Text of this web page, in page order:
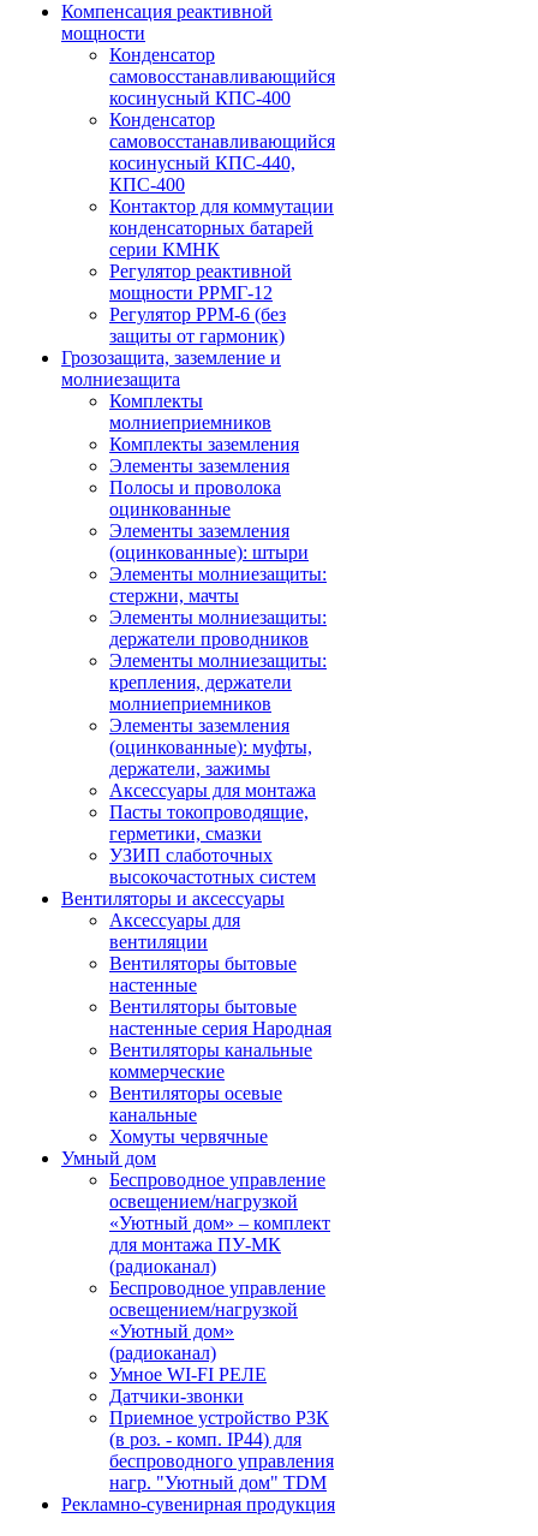
Компенсация реактивной
мощности
Конденсатор
самовосстанавливающийся
косинусный КПС-400
Конденсатор
самовосстанавливающийся
косинусный КПС-440,
КПС-400
Контактор для коммутации
конденсаторных батарей
серии КМНК
Регулятор реактивной
мощности РРМГ-12
Регулятор РРМ-6 (без
защиты от гармоник)
Грозозащита, заземление и
молниезащита
Комплекты
молниеприемников
Комплекты заземления
Элементы заземления
Полосы и проволока
оцинкованные
Элементы заземления
(оцинкованные): штыри
Элементы молниезащиты:
стержни, мачты
Элементы молниезащиты:
держатели проводников
Элементы молниезащиты:
крепления, держатели
молниеприемников
Элементы заземления
(оцинкованные): муфты,
держатели, зажимы
Аксессуары для монтажа
Пасты токопроводящие,
герметики, смазки
УЗИП слаботочных
высокочастотных систем
Вентиляторы и аксессуары
Аксессуары для
вентиляции
Вентиляторы бытовые
настенные
Вентиляторы бытовые
настенные серия Народная
Вентиляторы канальные
коммерческие
Вентиляторы осевые
канальные
Хомуты червячные
Умный дом
Беспроводное управление
освещением/нагрузкой
«Уютный дом» – комплект
для монтажа ПУ-МК
(радиоканал)
Беспроводное управление
освещением/нагрузкой
«Уютный дом»
(радиоканал)
Умное WI-FI РЕЛЕ
Датчики-звонки
Приемное устройство Р3К
(в роз. - комп. IP44) для
беспроводного управления
нагр. "Уютный дом" TDM
Рекламно-сувенирная продукция